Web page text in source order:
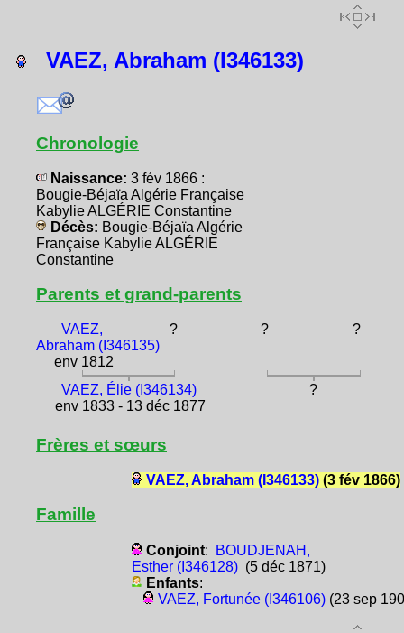
VAEZ, Abraham (I346133)
Chronologie
Naissance: 3 fév 1866 :
Bougie-Béjaïa Algérie Française
Kabylie ALGÉRIE Constantine
Décès: Bougie-Béjaïa Algérie
Française Kabylie ALGÉRIE
Constantine
Parents et grand-parents
VAEZ,
Abraham (I346135)
env 1812
? ? ?
VAEZ, Élie (I346134)
env 1833 - 13 déc 1877
?
Frères et sœurs
VAEZ, Abraham (I346133)(3 fév 1866)
Famille
Conjoint:
BOUDJENAH,
Esther (I346128)(5 déc 1871)
Enfants:
VAEZ, Fortunée (I346106)(23 sep